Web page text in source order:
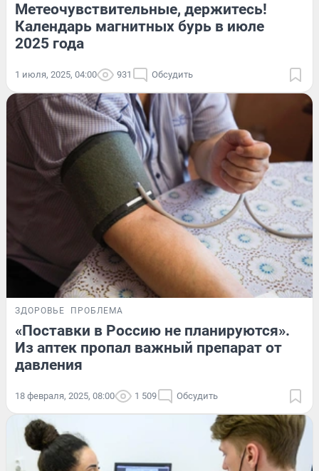
Метеочувствительные, держитесь!
Календарь магнитных бурь в июле
2025 года
1 июля, 2025, 04:00 931 Обсудить
ЗДОРОВЬЕ ПРОБЛЕМА
«Поставки в Россию не планируются».
Из аптек пропал важный препарат от
давления
18 февраля, 2025, 08:00 1 509 Обсудить